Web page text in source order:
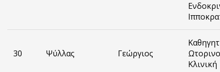
30 Ψύλλας Γεώργιος
Κλινική